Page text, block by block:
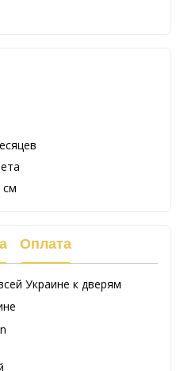
см
Оплата
Украине к дверям